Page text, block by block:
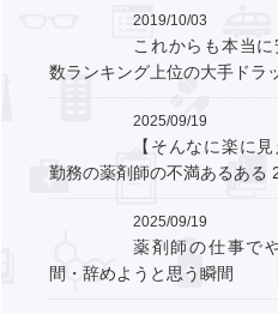
2019/10/03
これからも本当
数ランキング上位の大手ドラ
2025/09/19
【そんなに楽に
勤務の薬剤師の不満あるある
2025/09/19
薬剤師の仕事で
間・辞めようと思う瞬間